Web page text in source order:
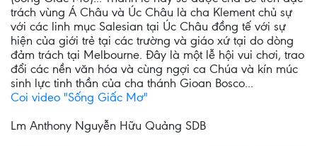
trách vùng Á Châu và Úc Châu là cha Klement chủ sự
với các linh mục Salesian tại Úc Châu đồng tế với sự
hiện của giới trẻ tại các trường và giáo xứ tại do dòng
đảm trách tại Melbourne. Đây là một lễ hội vui chơi, trao
đổi các nền văn hóa và cùng ngợi ca Chúa và kín múc
sinh lực tinh thần của cha thánh Gioan Bosco...
Coi video "Sống Giấc Mơ"
Lm Anthony Nguyễn Hữu Quảng SDB